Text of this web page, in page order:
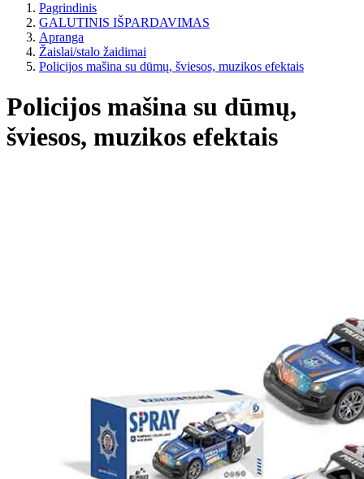
Pagrindinis
GALUTINIS IŠPARDAVIMAS
Apranga
Žaislai/stalo žaidimai
Policijos mašina su dūmų, šviesos, muzikos efektais
Policijos mašina su dūmų,
šviesos, muzikos efektais